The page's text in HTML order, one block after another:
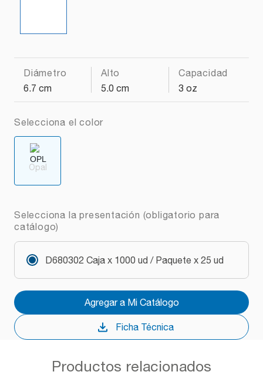
Diámetro
6.7 cm
Alto
5.0 cm
Capacidad
3 oz
Selecciona el color
Opal
Selecciona la presentación (obligatorio para
catálogo)
D680302 Caja x 1000 ud / Paquete x 25 ud
Agregar a Mi Catálogo
Ficha Técnica
Productos relacionados